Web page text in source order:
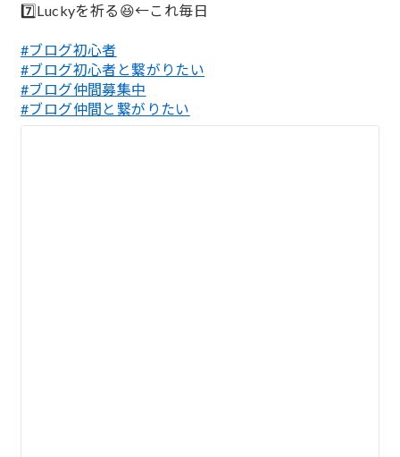
7️⃣Luckyを祈る😆←これ毎日
#ブログ初心者
#ブログ初心者と繋がりたい
#ブログ仲間募集中
#ブログ仲間と繋がりたい